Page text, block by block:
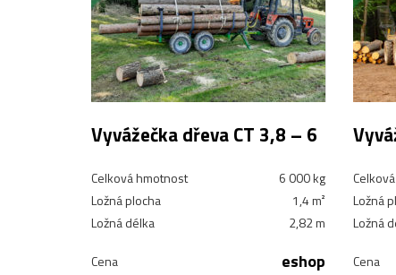
Vyvážečka dřeva CT 3,8 – 6
Celková hmotnost
6 000 kg
Ložná plocha
1,4 m²
Ložná délka
2,82 m
Cena eshop
Ložná
Ložná
Cena